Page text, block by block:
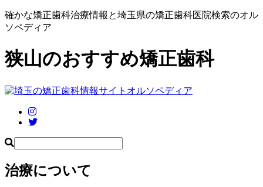
確かな矯正歯科治療情報と埼玉県の矯正歯科医院検索のオル
ソペディア
狭山のおすすめ矯正歯科
治療について